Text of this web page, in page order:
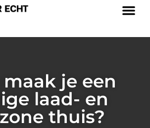
maak je een
laad- en
thuis?